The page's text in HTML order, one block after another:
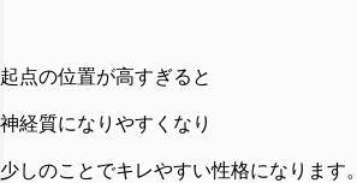
起点の位置が高すぎると
神経質になりやすくなり
少しのことでキレやすい性格になります。